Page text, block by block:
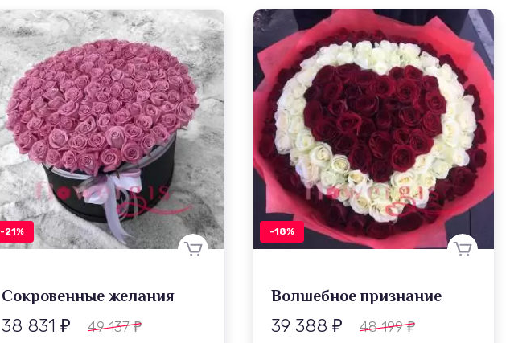
-21%
Сокровенные желания
38 831 ₽ 49 137₽
-18%
Волшебное признание
39 388 ₽ 48 199₽